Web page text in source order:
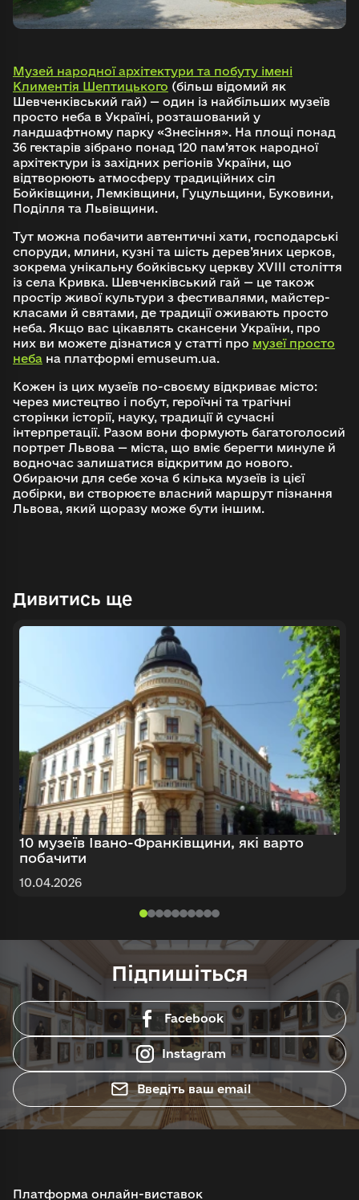
Музей народної архітектури та побуту імені
Климентія Шептицького (більш відомий як
Шевченківський гай) — один із найбільших музеїв
просто неба в Україні, розташований у
ландшафтному парку «Знесіння». На площі понад
36 гектарів зібрано понад 120 пам’яток народної
архітектури із західних регіонів України, що
відтворюють атмосферу традиційних сіл
Бойківщини, Лемківщини, Гуцульщини, Буковини,
Поділля та Львівщини.
Тут можна побачити автентичні хати, господарські
споруди, млини, кузні та шість дерев’яних церков,
зокрема унікальну бойківську церкву XVIII століття
із села Кривка. Шевченківський гай — це також
простір живої культури з фестивалями, майстер-
класами й святами, де традиції оживають просто
неба. Якщо вас цікавлять скансени України, про
них ви можете дізнатися у статті про музеї просто
неба на платформі emuseum.ua.
Кожен із цих музеїв по-своєму відкриває місто:
через мистецтво і побут, героїчні та трагічні
сторінки історії, науку, традиції й сучасні
інтерпретації. Разом вони формують багатоголосий
портрет Львова — міста, що вміє берегти минуле й
водночас залишатися відкритим до нового.
Обираючи для себе хоча б кілька музеїв із цієї
добірки, ви створюєте власний маршрут пізнання
Львова, який щоразу може бути іншим.
Дивитись ще
10 музеїв Івано-Франківщини, які варто
побачити
10.04.2026
Підпишіться
Facebook
Instagram
Введіть ваш email
Платформа онлайн-виставок